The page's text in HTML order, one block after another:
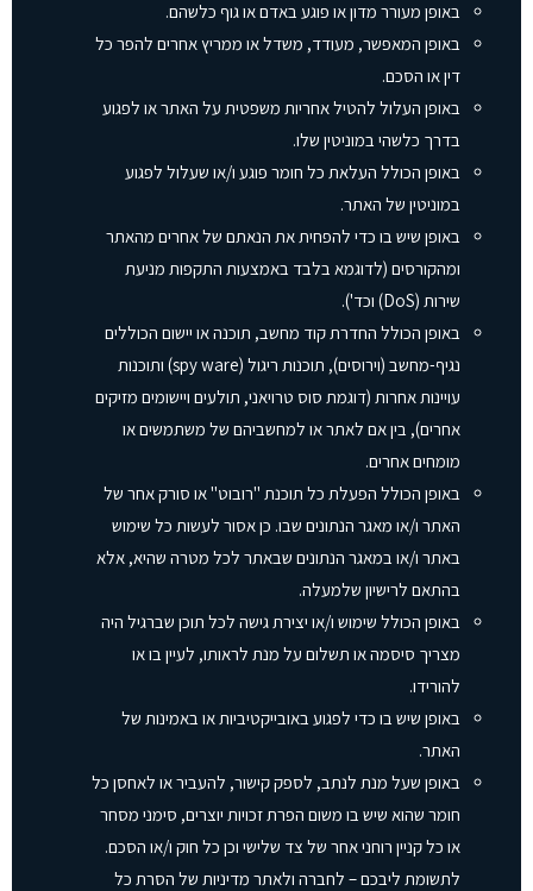
באופן מעורר מדון או פוגע באדם או גוף כלשהם.
באופן המאפשר, מעודד, משדל או ממריץ אחרים להפר כל
דין או הסכם.
באופן העלול להטיל אחריות משפטית על האתר או לפגוע
בדרך כלשהי במוניטין שלו.
באופן הכולל העלאת כל חומר פוגע ו/או שעלול לפגוע
במוניטין של האתר.
באופן שיש בו כדי להפחית את הנאתם של אחרים מהאתר
ומהקורסים (לדוגמא בלבד באמצעות התקפות מניעת
שירות (DoS) וכד').
באופן הכולל החדרת קוד מחשב, תוכנה או יישום הכוללים
נגיף-מחשב (וירוסים), תוכנות ריגול (spy ware) ותוכנות
עויינות אחרות (דוגמת סוס טרויאני, תולעים ויישומים מזיקים
אחרים), בין אם לאתר או למחשביהם של משתמשים או
מומחים אחרים.
באופן הכולל הפעלת כל תוכנת "רובוט" או סורק אחר של
האתר ו/או מאגר הנתונים שבו. כן אסור לעשות כל שימוש
באתר ו/או במאגר הנתונים שבאתר לכל מטרה שהיא, אלא
בהתאם לרישיון שלמעלה.
באופן הכולל שימוש ו/או יצירת גישה לכל תוכן שברגיל היה
מצריך סיסמה או תשלום על מנת לראותו, לעיין בו או
להורידו.
באופן שיש בו כדי לפגוע באובייקטיביות או באמינות של
האתר.
באופן שעל מנת לנתב, לספק קישור, להעביר או לאחסן כל
חומר שהוא שיש בו משום הפרת זכויות יוצרים, סימני מסחר
או כל קניין רוחני אחר של צד שלישי וכן כל חוק ו/או הסכם.
לתשומת ליבכם – לחברה ולאתר מדיניות של הסרת כל